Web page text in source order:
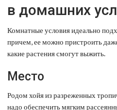
в домашних
Комнатные условия идеально
причем, ее можно пристроить
какие растения смогут выжить.
Место
Родом хойя из разреженных
надо обеспечить мягким